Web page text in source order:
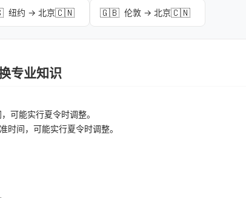
纽约 → 北京🇨🇳 🇬🇧 伦敦 → 北京🇨🇳
专业知识
可能实行夏令时调整。
时间，可能实行夏令时调整。